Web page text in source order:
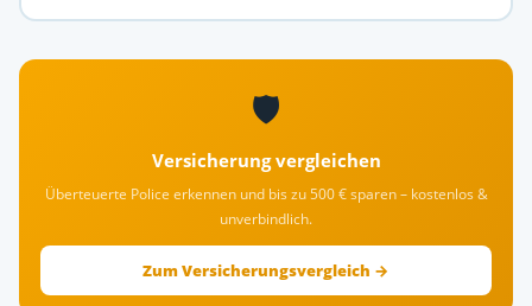
🛡️
Versicherung vergleichen
Überteuerte Police erkennen und bis zu 500 € sparen – kostenlos &
unverbindlich.
Zum Versicherungsvergleich →